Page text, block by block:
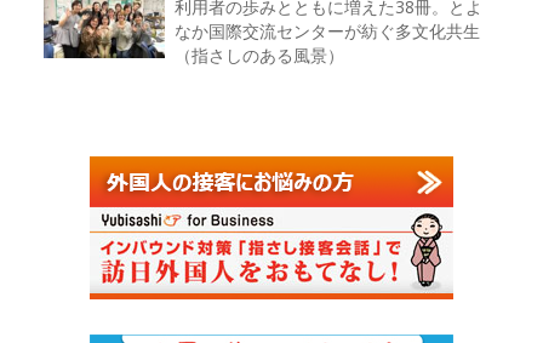
利用者の歩みとともに増えた38冊。とよ
なか国際交流センターが紡ぐ多文化共生
（指さしのある風景）